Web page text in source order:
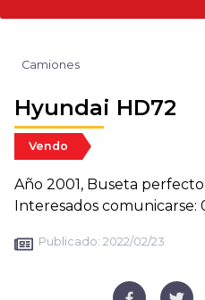
Camiones
Hyundai HD72
Vendo
Año 2001, Buseta
Interesados comunicarse:
Publicado: 2022/02/23